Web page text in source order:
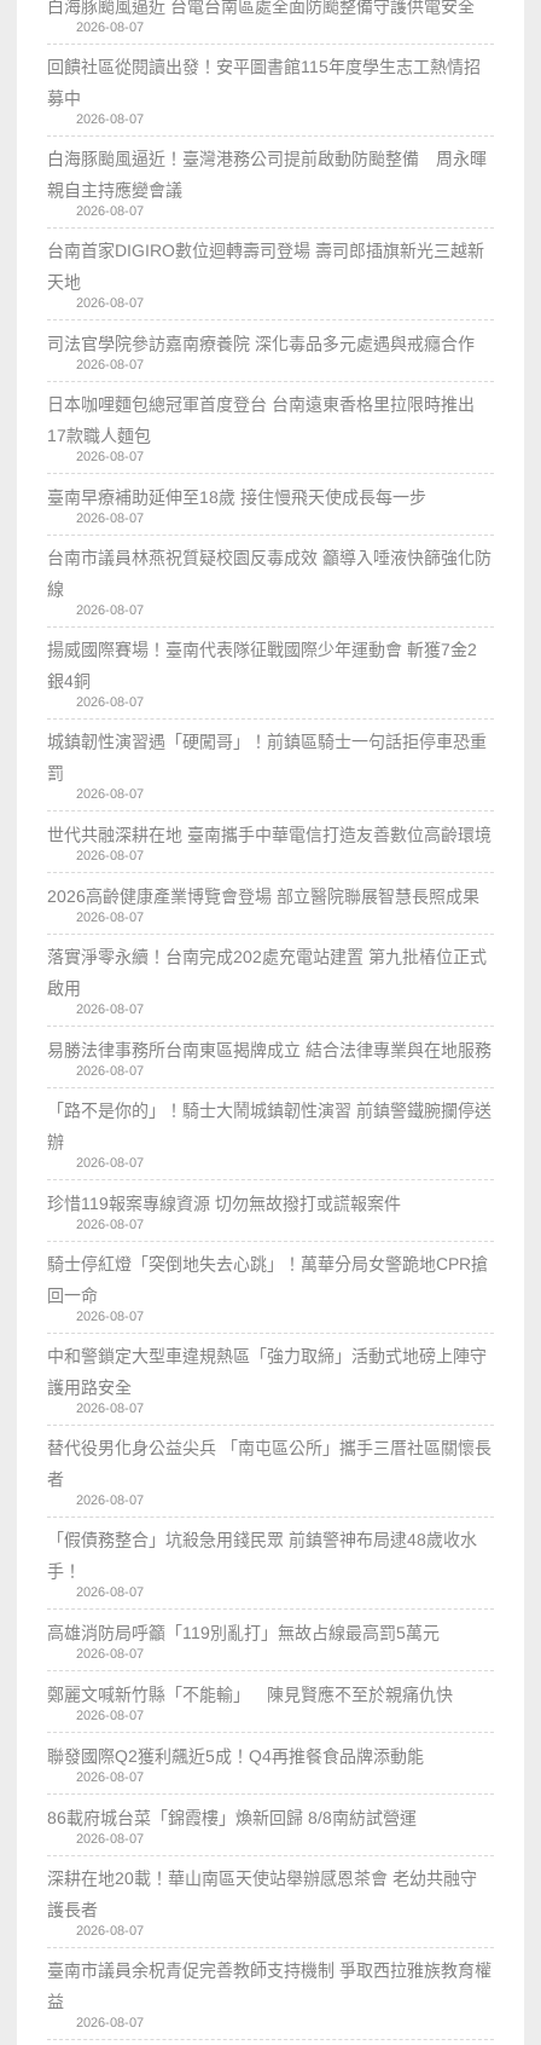
白海豚颱風逼近 台電台南區處全面防颱整備守護供電安全
2026-08-07
回饋社區從閱讀出發！安平圖書館115年度學生志工熱情招
募中
2026-08-07
白海豚颱風逼近！臺灣港務公司提前啟動防颱整備 周永暉
親自主持應變會議
2026-08-07
台南首家DIGIRO數位迴轉壽司登場 壽司郎插旗新光三越新
天地
2026-08-07
司法官學院參訪嘉南療養院 深化毒品多元處遇與戒癮合作
2026-08-07
日本咖哩麵包總冠軍首度登台 台南遠東香格里拉限時推出
17款職人麵包
2026-08-07
臺南早療補助延伸至18歲 接住慢飛天使成長每一步
2026-08-07
台南市議員林燕祝質疑校園反毒成效 籲導入唾液快篩強化防
線
2026-08-07
揚威國際賽場！臺南代表隊征戰國際少年運動會 斬獲7金2
銀4銅
2026-08-07
城鎮韌性演習遇「硬闖哥」！前鎮區騎士一句話拒停車恐重
罰
2026-08-07
世代共融深耕在地 臺南攜手中華電信打造友善數位高齡環境
2026-08-07
2026高齡健康產業博覽會登場 部立醫院聯展智慧長照成果
2026-08-07
落實淨零永續！台南完成202處充電站建置 第九批樁位正式
啟用
2026-08-07
易勝法律事務所台南東區揭牌成立 結合法律專業與在地服務
2026-08-07
「路不是你的」！騎士大鬧城鎮韌性演習 前鎮警鐵腕攔停送
辦
2026-08-07
珍惜119報案專線資源 切勿無故撥打或謊報案件
2026-08-07
騎士停紅燈「突倒地失去心跳」！萬華分局女警跪地CPR搶
回一命
2026-08-07
中和警鎖定大型車違規熱區「強力取締」活動式地磅上陣守
護用路安全
2026-08-07
替代役男化身公益尖兵 「南屯區公所」攜手三厝社區關懷長
者
2026-08-07
「假債務整合」坑殺急用錢民眾 前鎮警神布局逮48歲收水
手！
2026-08-07
高雄消防局呼籲「119別亂打」無故占線最高罰5萬元
2026-08-07
鄭麗文喊新竹縣「不能輸」 陳見賢應不至於親痛仇快
2026-08-07
聯發國際Q2獲利飆近5成！Q4再推餐食品牌添動能
2026-08-07
86載府城台菜「錦霞樓」煥新回歸 8/8南紡試營運
2026-08-07
深耕在地20載！華山南區天使站舉辦感恩茶會 老幼共融守
護長者
2026-08-07
臺南市議員余柷青促完善教師支持機制 爭取西拉雅族教育權
益
2026-08-07